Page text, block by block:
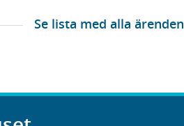
Se lista med alla ärenden